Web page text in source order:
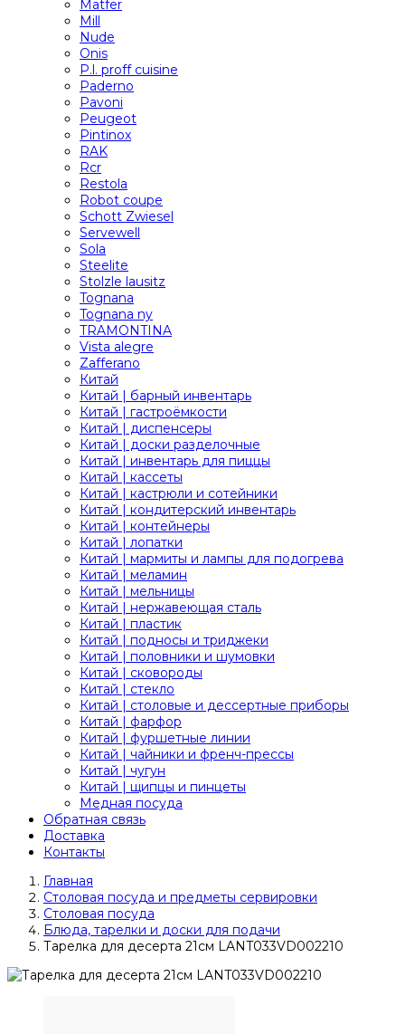
Matfer
Mill
Nude
Onis
P.l. proff cuisine
Paderno
Pavoni
Peugeot
Pintinox
RAK
Rcr
Restola
Robot coupe
Schott Zwiesel
Servewell
Sola
Steelite
Stolzle lausitz
Tognana
Tognana ny
TRAMONTINA
Vista alegre
Zafferano
Китай
Китай | барный инвентарь
Китай | гастроёмкости
Китай | диспенсеры
Китай | доски разделочные
Китай | инвентарь для пиццы
Китай | кассеты
Китай | кастрюли и сотейники
Китай | кондитерский инвентарь
Китай | контейнеры
Китай | лопатки
Китай | мармиты и лампы для подогрева
Китай | меламин
Китай | мельницы
Китай | нержавеющая сталь
Китай | пластик
Китай | подносы и триджеки
Китай | половники и шумовки
Китай | сковороды
Китай | стекло
Китай | столовые и дессертные приборы
Китай | фарфор
Китай | фуршетные линии
Китай | чайники и френч-прессы
Китай | чугун
Китай | щипцы и пинцеты
Медная посуда
Обратная связь
Доставка
Контакты
Главная
Столовая посуда и предметы сервировки
Столовая посуда
Блюда, тарелки и доски для подачи
Тарелка для десерта 21см LANT033VD002210